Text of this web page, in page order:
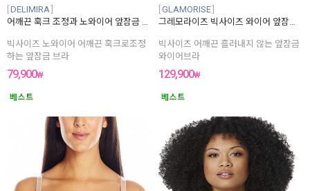
DELIMIRA
어깨끈 훅크 조정과 노와이어 앞잠금 브라
빅사이즈 노와이어 어깨끈 훅크로조정
하는 앞잠금 브라
79,900₩
GLAMORISE
그레모라이즈 빅사이즈 와이어 앞잠금 브라
빅사이즈 어깨끈 흘러내지 않는 앞잠금
와이어브라
129,900₩